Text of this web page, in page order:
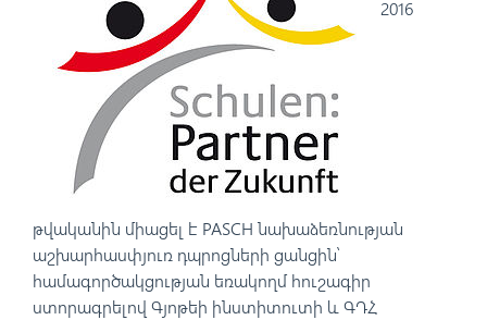
2016
թվականին միացել է PASCH նախաձեռնության
աշխարհասփյուռ դպրոցների ցանցին՝
համագործակցության եռակողմ հուշագիր
ստորագրելով Գյոթեի ինստիտուտի և ԳԴՀ